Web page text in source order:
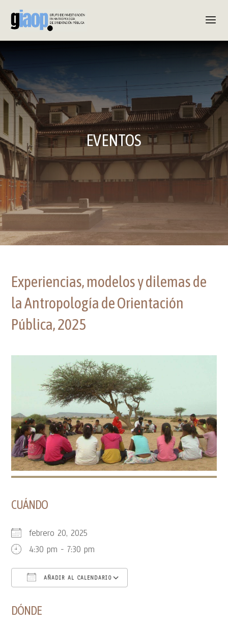
EVENTOS
Experiencias, modelos y dilemas de
la Antropología de Orientación
Pública, 2025
CUÁNDO
febrero 20, 2025
4:30 pm - 7:30 pm
AÑADIR AL CALENDARIO
DÓNDE